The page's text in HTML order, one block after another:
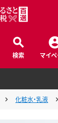
検索 マイ
化粧水・乳液